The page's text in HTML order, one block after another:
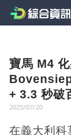
寶馬 M4
+ 3.3 秒破
2025/07/20
在義大利